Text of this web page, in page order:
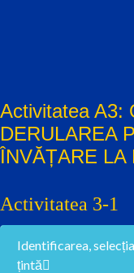
Activitatea A3:
DERULAREA
ÎNVĂȚARE LA
Activitatea 3-1
Identificarea,
țintă